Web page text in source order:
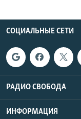
СОЦИАЛЬНЫЕ СЕТИ
РАДИО СВОБОДА
ИНФОРМАЦИЯ